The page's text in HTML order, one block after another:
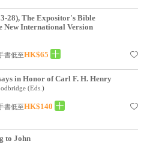
28), The Expositor's Bible
New International Version
書低至HK$65
in Honor of Carl F. H. Henry
(Eds.)
書低至HK$140
to John